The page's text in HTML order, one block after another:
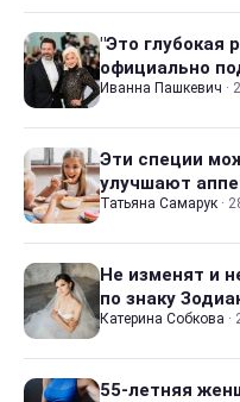
"Это
официально
Иванна Пашкевич ·
Эти специи
улучшают
Татьяна Самарук ·
Не изменят и
по знаку
Катерина Собкова ·
55-летняя